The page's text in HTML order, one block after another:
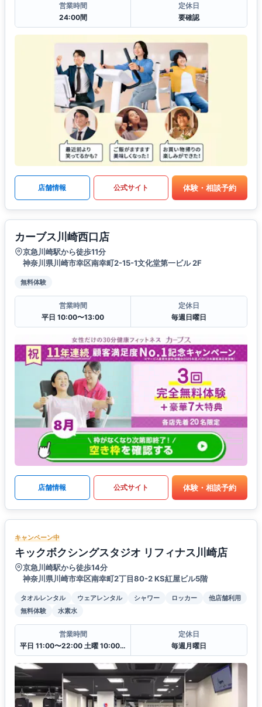
営業時間
24:00間
定休日
要確認
店舗情報 公式サイト 体験・相談予約
カーブス川崎西口店
京急川崎駅から徒歩11分
神奈川県川崎市幸区南幸町2-15-1文化堂第一ビル 2F
無料体験
営業時間
平日 10:00〜13:00
定休日
毎週日曜日
店舗情報 公式サイト 体験・相談予約
キャンペーン中
キックボクシングスタジオ リフィナス川崎店
京急川崎駅から徒歩14分
神奈川県川崎市幸区南幸町2丁目80-2 KS紅屋ビル5階
タオルレンタル ウェアレンタル シャワー ロッカー
他店舗利用
無料体験
水素水
営業時間
平日 11:00〜22:00 土曜 10:00〜20:00 日・祝 10:00〜18:00
定休日
毎週月曜日